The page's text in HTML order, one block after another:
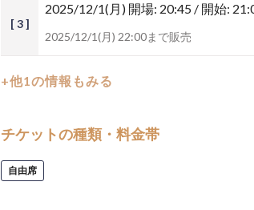
[ 3 ]
2025/12/1(月) 開場: 20:45 / 開始:
2025/12/1(月) 22:00まで販売
+他1の情報もみる
チケットの種類・料金帯
自由席